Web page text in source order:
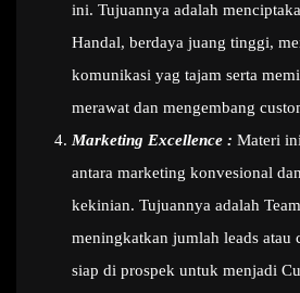
ini. Tujuannya adalah
Handal, berdaya juang tinggi,
komunikasi yag tajam serta
merawat dan mengembang
Marketing Excellence : Materi
antara marketing konvesional
kekinian. Tujuannya adalah
meningkatkan jumlah leads atau
siap di prospek untuk menjadi